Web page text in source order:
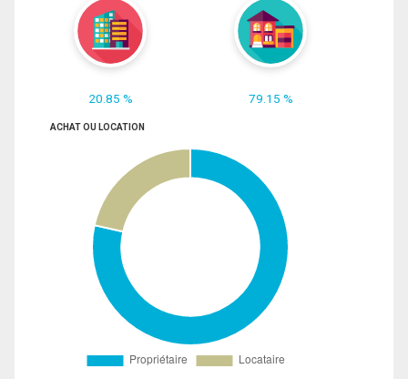
20.85 % 79.15 %
ACHAT OU LOCATION